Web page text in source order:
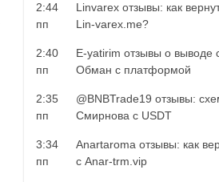
2:44
пп
Linvarex отзывы: как
Lin-varex.me?
2:40
пп
E-yatirim отзывы о выводе
Обман с платформой
2:35
пп
@BNBTrade19 отзывы:
Смирнова с USDT
3:34
пп
Anartaroma отзывы: как
с Anar-trm.vip